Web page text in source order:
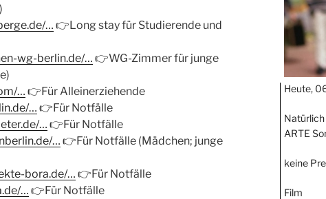
… 👉Long stay für Studierende und
wg-berlin.de/… 👉WG-Zimmer für junge
… 👉Für Alleinerziehende
… 👉Für Notfälle
… 👉Für Notfälle
… 👉Für Notfälle (Mädchen; junge
bora.de/… 👉Für Notfälle
… 👉Für Notfälle
Heute,
ARTE
keine
Film